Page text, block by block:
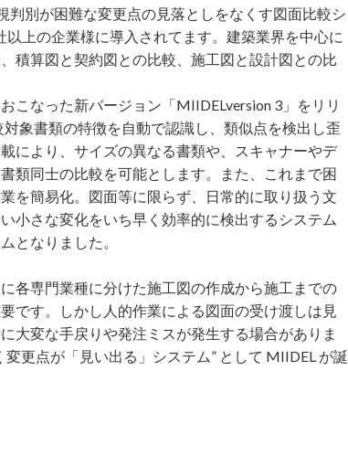
別が困難な変更点の⾒落としをなくす図⾯⽐較シ
上の企業様に導⼊されてます。建築業界を中⼼に
積算図と契約図との⽐較、施⼯図と設計図との⽐
こなった新バージョン「MIIDELversion 3」をリリ
象書類の特徴を⾃動で認識し、類似点を検出し歪
により、サイズの異なる書類や、スキャナーやデ
類同⼠の⽐較を可能とします。また、これまで困
を簡易化。図⾯等に限らず、⽇常的に取り扱う⽂
⼩さな変化をいち早く効率的に検出するシステム
となりました。
各専⾨業種に分けた施⼯図の作成から施⼯までの
です。しかし⼈的作業による図⾯の受け渡しは⾒
⼤変な⼿戻りや発注ミスが発⽣する場合がありま
更点が「⾒い出る」システム” として MIIDEL が誕